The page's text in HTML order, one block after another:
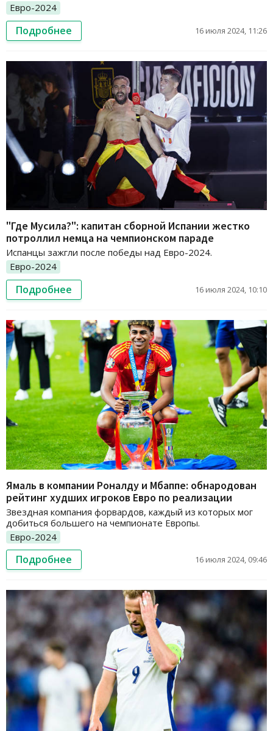
Евро-2024
Подробнее 16 июля 2024, 11:26
"Где Мусила?": капитан сборной Испании жестко
потроллил немца на чемпионском параде
Испанцы зажгли после победы над Евро-2024.
Евро-2024
Подробнее 16 июля 2024, 10:10
Ямаль в компании Роналду и Мбаппе: обнародован
рейтинг худших игроков Евро по реализации
Звездная компания форвардов, каждый из которых мог
добиться большего на чемпионате Европы.
Евро-2024
Подробнее 16 июля 2024, 09:46